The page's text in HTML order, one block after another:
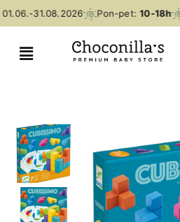
31.08.2026 Pon-pet:10-18h